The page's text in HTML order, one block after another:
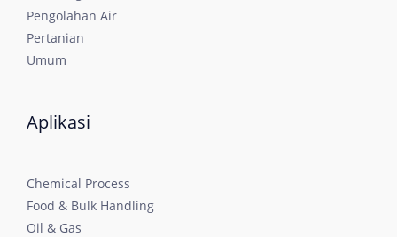
Pengolahan Air
Pertanian
Umum
Aplikasi
Chemical Process
Food & Bulk Handling
Oil & Gas